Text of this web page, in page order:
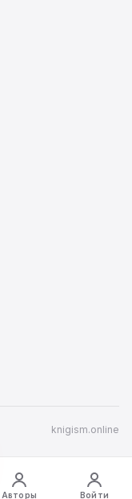
Авторы Войти
knigism.online